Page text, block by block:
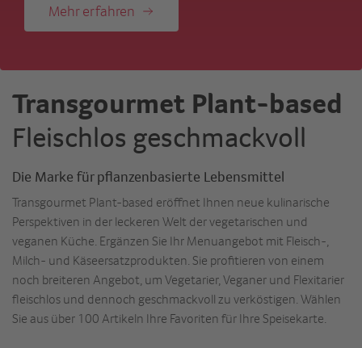
Transgourmet Plant-based
Fleischlos geschmackvoll
Die Marke für pflanzenbasierte Lebensmittel
Transgourmet Plant-based eröffnet Ihnen neue kulinarische
Perspektiven in der leckeren Welt der vegetarischen und
veganen Küche. Ergänzen Sie Ihr Menuangebot mit Fleisch-,
Milch- und Käseersatzprodukten. Sie profitieren von einem
noch breiteren Angebot, um Vegetarier, Veganer und Flexitarier
fleischlos und dennoch geschmackvoll zu verköstigen. Wählen
Sie aus über 100 Artikeln Ihre Favoriten für Ihre Speisekarte.